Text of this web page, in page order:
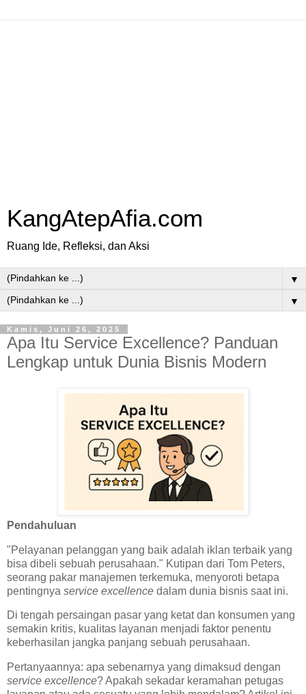
KangAtepAfia.com
Ruang Ide, Refleksi, dan Aksi
▼
▼
Kamis, Juni 26, 2025
Apa Itu Service Excellence? Panduan
Lengkap untuk Dunia Bisnis Modern
Pendahuluan
"Pelayanan pelanggan yang baik adalah iklan terbaik yang
bisa dibeli sebuah perusahaan." Kutipan dari Tom Peters,
seorang pakar manajemen terkemuka, menyoroti betapa
pentingnya service excellence dalam dunia bisnis saat ini.
Di tengah persaingan pasar yang ketat dan konsumen yang
semakin kritis, kualitas layanan menjadi faktor penentu
keberhasilan jangka panjang sebuah perusahaan.
Pertanyaannya: apa sebenarnya yang dimaksud dengan
service excellence? Apakah sekadar keramahan petugas